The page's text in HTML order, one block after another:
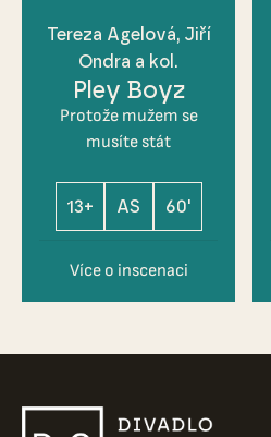
Tereza Agelová, Jiří
Ondra a kol.
Pley Boyz
Protože mužem se
musíte stát
13+ AS 60'
Více o inscenaci